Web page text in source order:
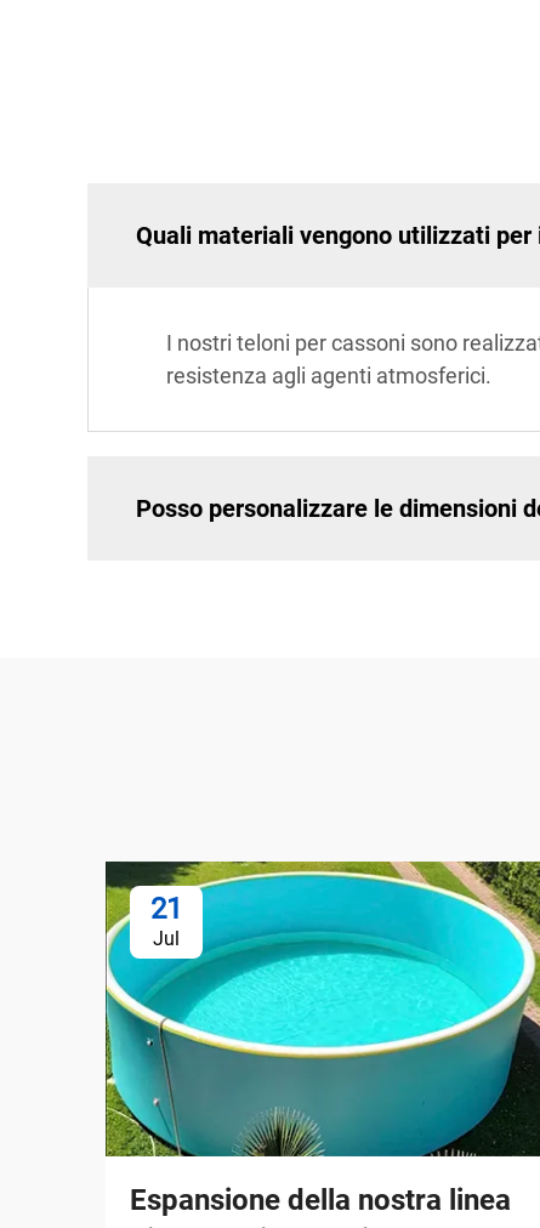
Quali materiali vengono utilizzati
I nostri teloni per cassoni sono
resistenza agli agenti atmosferici.
Posso personalizzare le dimensioni
21
Jul
Espansione della nostra linea